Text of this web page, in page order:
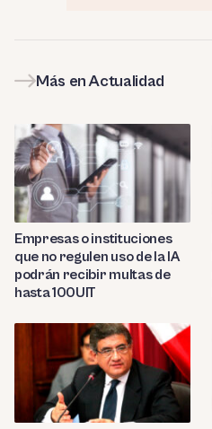
Más en Actualidad
Empresas o instituciones
que no regulen uso de la IA
podrán recibir multas de
hasta 100UIT